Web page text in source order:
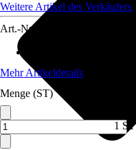
Weitere Artikel des Verkäufers
Art.-Nr.
Mehr Artikeldetails
Menge (ST)
1 ST